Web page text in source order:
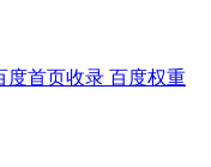
度首页收录 百度权重